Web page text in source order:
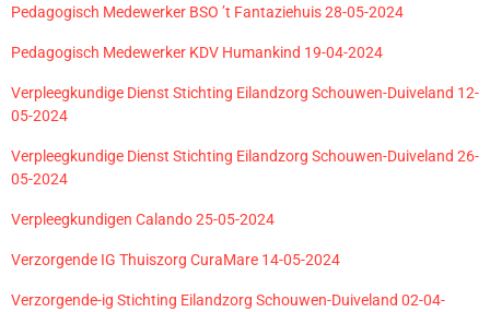
Pedagogisch Medewerker BSO ’t Fantaziehuis 28-05-2024
Pedagogisch Medewerker KDV Humankind 19-04-2024
Verpleegkundige Dienst Stichting Eilandzorg Schouwen-Duiveland 12-
05-2024
Verpleegkundige Dienst Stichting Eilandzorg Schouwen-Duiveland 26-
05-2024
Verpleegkundigen Calando 25-05-2024
Verzorgende IG Thuiszorg CuraMare 14-05-2024
Verzorgende-ig Stichting Eilandzorg Schouwen-Duiveland 02-04-